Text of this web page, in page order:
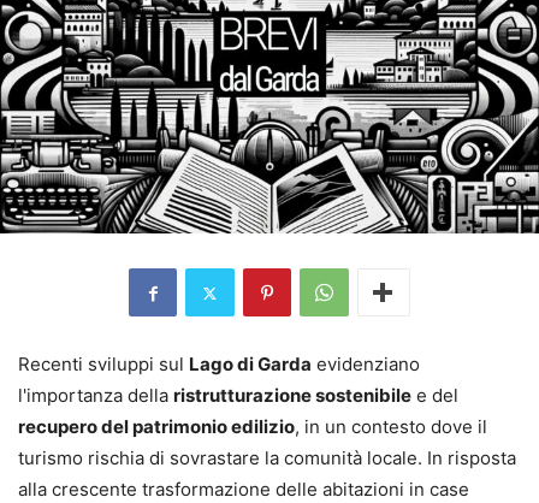
Recenti sviluppi sul Lago di Garda evidenziano
l'importanza della ristrutturazione sostenibile e del
recupero del patrimonio edilizio, in un contesto dove il
turismo rischia di sovrastare la comunità locale. In risposta
alla crescente trasformazione delle abitazioni in case